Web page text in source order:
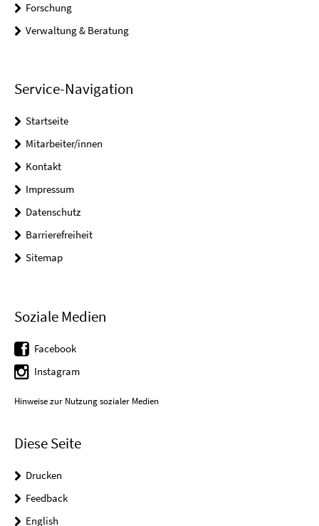
Forschung
Verwaltung & Beratung
Service-Navigation
Startseite
Mitarbeiter/innen
Kontakt
Impressum
Datenschutz
Barrierefreiheit
Sitemap
Soziale Medien
Facebook
Instagram
Hinweise zur Nutzung sozialer Medien
Diese Seite
Drucken
Feedback
English